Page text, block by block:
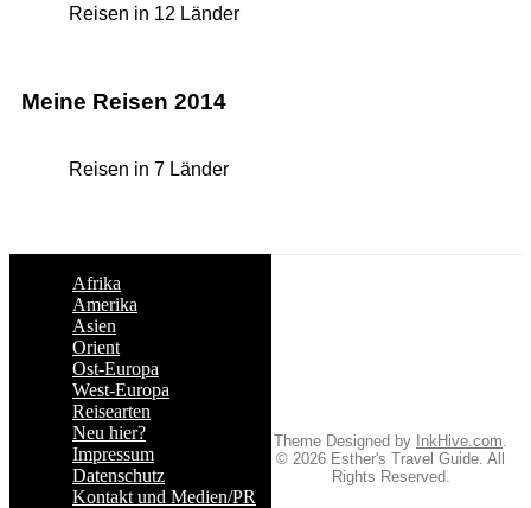
Reisen in 12 Länder
Meine Reisen 2014
Reisen in 7 Länder
Afrika
Amerika
Asien
Orient
Ost-Europa
West-Europa
Reisearten
Neu hier?
Impressum
Datenschutz
Kontakt und Medien/PR
Theme Designed by InkHive.com.
© 2026 Esther's Travel Guide. All
Rights Reserved.